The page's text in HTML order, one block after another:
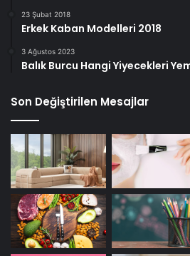
23 Şubat 2018
Erkek Kaban Modelleri 2018
3 Ağustos 2023
Balık Burcu Hangi Yiyecekleri
Son Değiştirilen Mesajlar